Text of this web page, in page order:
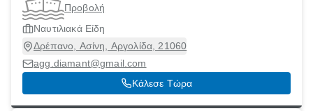
Προβολή
Ναυτιλιακά Είδη
Δρέπανο, Ασίνη, Αργολίδα, 21060
agg.diamant@gmail.com
Κάλεσε Τώρα